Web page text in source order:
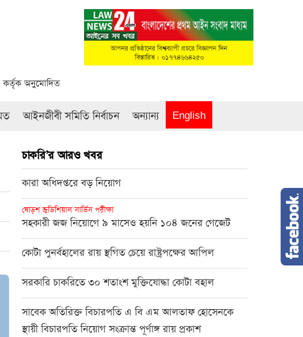
কর্তৃক অনুমোদিত
আইনজীবী সমিতি নির্বাচন অন্যান্য English
চাকরি’র আরও খবর
কারা অধিদপ্তরে বড় নিয়োগ
ষোড়শ জুডিশিয়াল সার্ভিস পরীক্ষা
সহকারী জজ নিয়োগে ৯ মাসেও হয়নি ১০৪ জনের গেজেট
কোটা পুনর্বহালের রায় স্থগিত চেয়ে রাষ্ট্রপক্ষের আপিল
সরকারি চাকরিতে ৩০ শতাংশ মুক্তিযোদ্ধা কোটা বহাল
সাবেক অতিরিক্ত বিচারপতি এ বি এম আলতাফ হোসেনকে
স্থায়ী বিচারপতি নিয়োগ সংক্রান্ত পূর্ণাঙ্গ রায় প্রকাশ